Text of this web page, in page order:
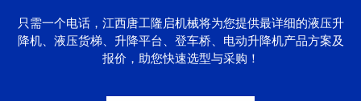
只需一个电话，江西唐工隆启机械将为您提供最详细的液压升
降机、液压货梯、升降平台、登车桥、电动升降机产品方案及
报价，助您快速选型与采购！